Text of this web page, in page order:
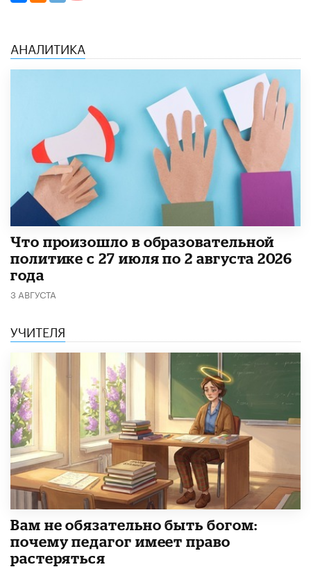
АНАЛИТИКА
​Что произошло в образовательной
политике с 27 июля по 2 августа 2026
года
3 АВГУСТА
УЧИТЕЛЯ
​Вам не обязательно быть богом:
почему педагог имеет право
растеряться